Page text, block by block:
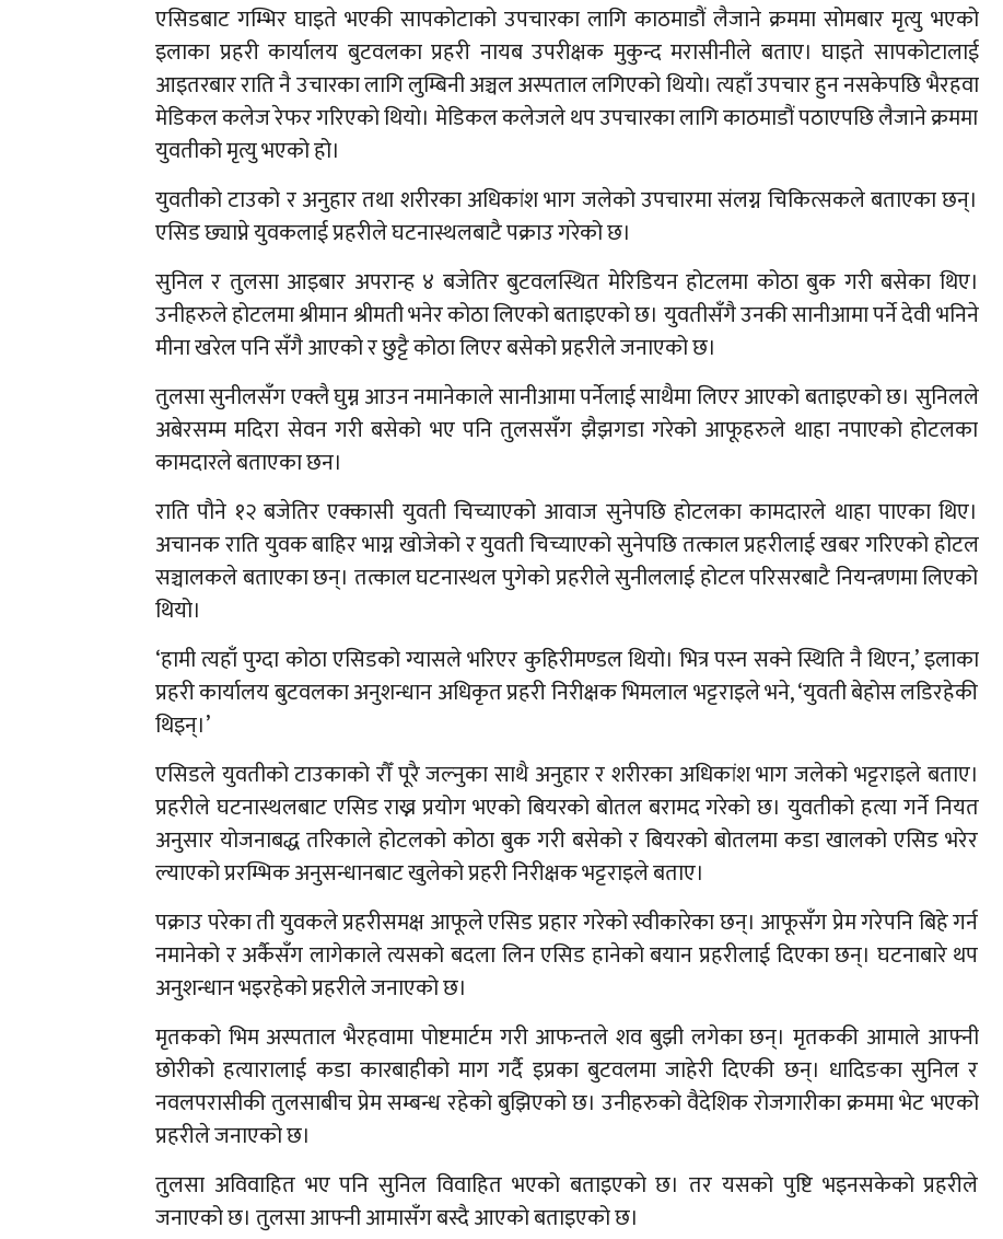
एसिडबाट गम्भिर घाइते भएकी सापकोटाको उपचारका लागि काठमाडौं लैजाने क्रममा सोमबार मृत्यु भएको
इलाका प्रहरी कार्यालय बुटवलका प्रहरी नायब उपरीक्षक मुकुन्द मरासीनीले बताए। घाइते सापकोटालाई
आइतरबार राति नै उचारका लागि लुम्बिनी अञ्चल अस्पताल लगिएको थियो। त्यहाँ उपचार हुन नसकेपछि भैरहवा
मेडिकल कलेज रेफर गरिएको थियो। मेडिकल कलेजले थप उपचारका लागि काठमाडौं पठाएपछि लैजाने क्रममा
युवतीको मृत्यु भएको हो।
युवतीको टाउको र अनुहार तथा शरीरका अधिकांश भाग जलेको उपचारमा संलग्न चिकित्सकले बताएका छन्।
एसिड छ्याप्ने युवकलाई प्रहरीले घटनास्थलबाटै पक्राउ गरेको छ।
सुनिल र तुलसा आइबार अपरान्ह ४ बजेतिर बुटवलस्थित मेरिडियन होटलमा कोठा बुक गरी बसेका थिए।
उनीहरुले होटलमा श्रीमान श्रीमती भनेर कोठा लिएको बताइएको छ। युवतीसँगै उनकी सानीआमा पर्ने देवी भनिने
मीना खरेल पनि सँगै आएको र छुट्टै कोठा लिएर बसेको प्रहरीले जनाएको छ।
तुलसा सुनीलसँग एक्लै घुम्न आउन नमानेकाले सानीआमा पर्नेलाई साथैमा लिएर आएको बताइएको छ। सुनिलले
अबेरसम्म मदिरा सेवन गरी बसेको भए पनि तुलससँग झैझगडा गरेको आफूहरुले थाहा नपाएको होटलका
कामदारले बताएका छन।
राति पौने १२ बजेतिर एक्कासी युवती चिच्याएको आवाज सुनेपछि होटलका कामदारले थाहा पाएका थिए।
अचानक राति युवक बाहिर भाग्न खोजेको र युवती चिच्याएको सुनेपछि तत्काल प्रहरीलाई खबर गरिएको होटल
सञ्चालकले बताएका छन्। तत्काल घटनास्थल पुगेको प्रहरीले सुनीललाई होटल परिसरबाटै नियन्त्रणमा लिएको
थियो।
‘हामी त्यहाँ पुग्दा कोठा एसिडको ग्यासले भरिएर कुहिरीमण्डल थियो। भित्र पस्न सक्ने स्थिति नै थिएन,’ इलाका
प्रहरी कार्यालय बुटवलका अनुशन्धान अधिकृत प्रहरी निरीक्षक भिमलाल भट्टराइले भने, ‘युवती बेहोस लडिरहेकी
थिइन्।’
एसिडले युवतीको टाउकाको रौँ पूरै जल्नुका साथै अनुहार र शरीरका अधिकांश भाग जलेको भट्टराइले बताए।
प्रहरीले घटनास्थलबाट एसिड राख्न प्रयोग भएको बियरको बोतल बरामद गरेको छ। युवतीको हत्या गर्ने नियत
अनुसार योजनाबद्ध तरिकाले होटलको कोठा बुक गरी बसेको र बियरको बोतलमा कडा खालको एसिड भरेर
ल्याएको प्ररम्भिक अनुसन्धानबाट खुलेको प्रहरी निरीक्षक भट्टराइले बताए।
पक्राउ परेका ती युवकले प्रहरीसमक्ष आफूले एसिड प्रहार गरेको स्वीकारेका छन्। आफूसँग प्रेम गरेपनि बिहे गर्न
नमानेको र अर्कैसँग लागेकाले त्यसको बदला लिन एसिड हानेको बयान प्रहरीलाई दिएका छन्। घटनाबारे थप
अनुशन्धान भइरहेको प्रहरीले जनाएको छ।
मृतकको भिम अस्पताल भैरहवामा पोष्टमार्टम गरी आफन्तले शव बुझी लगेका छन्। मृतककी आमाले आफ्नी
छोरीको हत्यारालाई कडा कारबाहीको माग गर्दै इप्रका बुटवलमा जाहेरी दिएकी छन्। धादिङका सुनिल र
नवलपरासीकी तुलसाबीच प्रेम सम्बन्ध रहेको बुझिएको छ। उनीहरुको वैदेशिक रोजगारीका क्रममा भेट भएको
प्रहरीले जनाएको छ।
तुलसा अविवाहित भए पनि सुनिल विवाहित भएको बताइएको छ। तर यसको पुष्टि भइनसकेको प्रहरीले
जनाएको छ। तुलसा आफ्नी आमासँग बस्दै आएको बताइएको छ।